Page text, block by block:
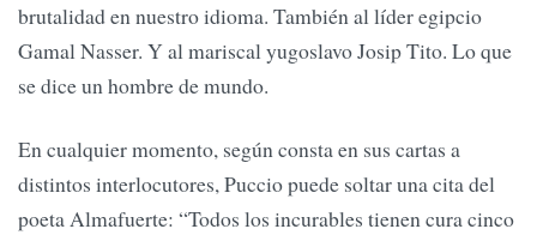
brutalidad en nuestro idioma. También al líder egipcio
Gamal Nasser. Y al mariscal yugoslavo Josip Tito. Lo que
se dice un hombre de mundo.
En cualquier momento, según consta en sus cartas a
distintos interlocutores, Puccio puede soltar una cita del
poeta Almafuerte: “Todos los incurables tienen cura cinco